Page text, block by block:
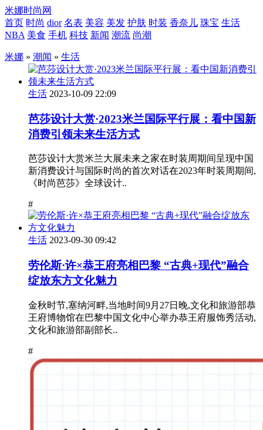
米娜时尚网
首页 时尚 dior 名表 美容 美发 护肤 时装 香奈儿 珠宝 生活
NBA 美食 手机 科技 新闻 潮流 尚潮
米娜 » 潮闻 » 生活
生活 2023-10-09 22:09
芭莎设计大赏·2023米兰国际平行展：看中国新
消费引领未来生活方式
芭莎设计大赏米兰大展未来之家在时装周期间呈现中国
新消费设计与国际时尚的⾸次对话在2023年时装周期间,
《时尚芭莎》全球设计..
#
生活 2023-09-30 09:42
劳伦斯·许×恭王府亮相巴黎 “古典+现代”融合
绽放东方文化魅力
金秋时节,塞纳河畔,当地时间9月27日晚,文化和旅游部恭
王府博物馆在巴黎中国文化中心举办恭王府服饰秀活动,
文化和旅游部副部长..
#